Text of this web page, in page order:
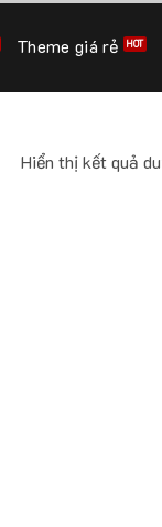
Theme giá rẻ
Hiển thị kết quả